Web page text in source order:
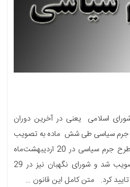
اسلامی یعنی در آخرین دوران
جرم سیاسی طی شش ماده به تصویب
رسید. شایان ذکر است : طرح جرم سیاسی در 20 اردیبهشت‌ماه
95 در صحن مجلس تصویب شد و شورای نگهبان نیز در 29
کرد. متن کامل این قانون …